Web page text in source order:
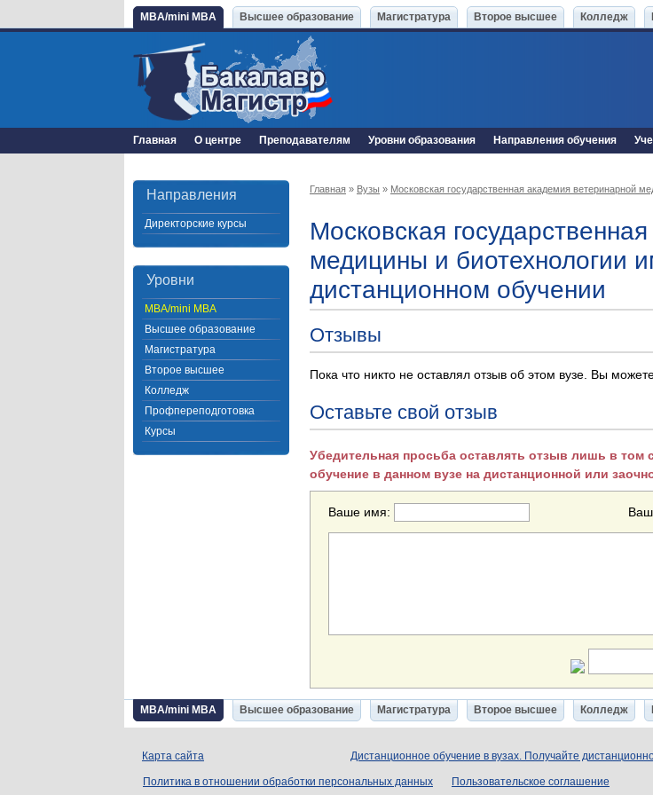
MBA/mini MBA Высшее образование Магистратура Второе высшее Колледж
Главная О центре Преподавателям Уровни образования Направления обучения
Направления
Директорские курсы
Уровни
MBA/mini MBA
Высшее образование
Магистратура
Второе высшее
Колледж
Профпереподготовка
Курсы
Главная » Вузы » Московская государственная академия ветеринарной
Московская
медицины и биотехнологии
дистанционном обучении
Отзывы
Пока что никто не оставлял отзыв об этом вузе. Вы
Оставьте свой отзыв
Убедительная просьба оставлять отзыв лишь в
обучение в данном вузе на дистанционной или
Ваше имя:
MBA/mini MBA Высшее образование Магистратура Второе высшее Колледж
Карта сайта Дистанционное обучение в вузах. Получайте
Политика в отношении обработки персональных данных Пользовательское соглашение